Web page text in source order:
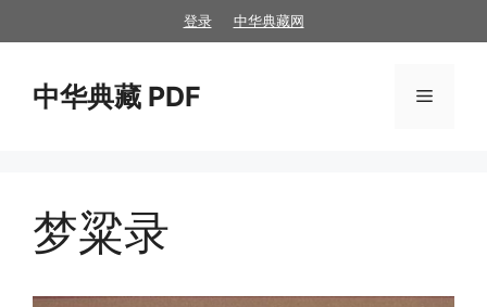
至
登录 中华典藏网
中华典藏 PDF 菜
梦粱录